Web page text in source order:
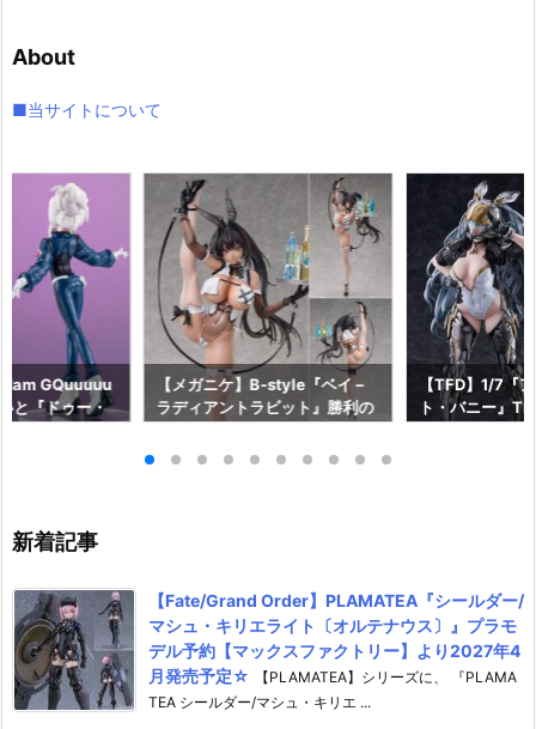
ブ
About
■当サイトについて
GQuuuuu
と『ドゥー・
【メガニケ】B-style『ベイ –
ラディアントラビット』勝利の
約【フリーイング】より2026
【TFD】1/7『
ト・バニー』
新着記事
【Fate/Grand Order】PLAMATEA『シールダー/
マシュ・キリエライト〔オルテナウス〕』プラモ
デル予約【マックスファクトリー】より2027年4
月発売予定☆
【PLAMATEA】シリーズに、 『PLAMA
TEA シールダー/マシュ・キリエ ...